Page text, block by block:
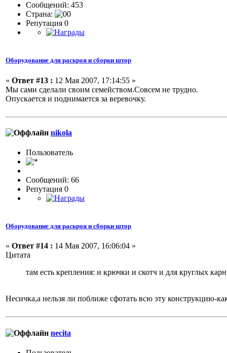
Сообщений: 453
Страна:
Репутация 0
Оборудование для раскроя и сборки штор
« Ответ #13 : 12 Мая 2007, 17:14:55 »
Мы сами сделали своим семейством.Совсем не трудно.
Опускается и поднимается за веревочку.
nikola
Пользовaтeль
Сообщений: 66
Репутация 0
Оборудование для раскроя и сборки штор
« Ответ #14 : 14 Мая 2007, 16:06:04 »
Цитата
там есть крепления: и крючки и скотч и для круглых
Несичка,а нельзя ли поближе сфотать всю эту конструкцию-
necita